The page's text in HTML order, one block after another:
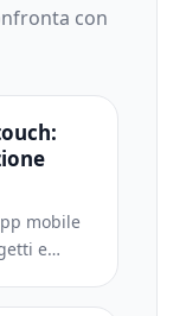
con
mobile
e